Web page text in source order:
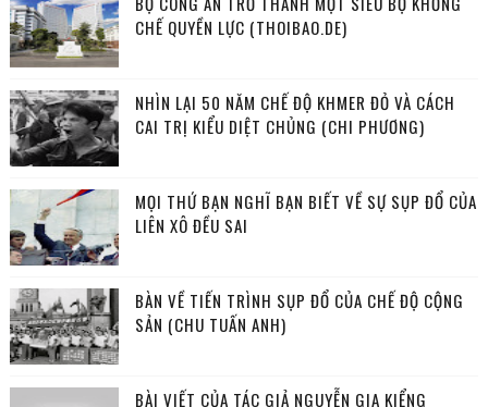
CHẾ QUYỀN LỰC (THOIBAO.DE)
NHÌN LẠI 50 NĂM CHẾ ĐỘ KHMER ĐỎ VÀ CÁCH
CAI TRỊ KIỂU DIỆT CHỦNG (CHI PHƯƠNG)
MỌI THỨ BẠN NGHĨ BẠN BIẾT VỀ SỰ SỤP ĐỔ CỦA
LIÊN XÔ ĐỀU SAI
BÀN VỀ TIẾN TRÌNH SỤP ĐỔ CỦA CHẾ ĐỘ CỘNG
SẢN (CHU TUẤN ANH)
BÀI VIẾT CỦA TÁC GIẢ NGUYỄN GIA KIỂNG